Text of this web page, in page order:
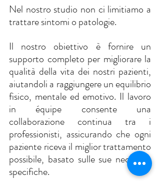
Nel nostro studio non ci limitiamo a
trattare sintomi o patologie.
Il nostro obiettivo è fornire un
supporto completo per migliorare la
qualità della vita dei nostri pazienti,
aiutandoli a raggiungere un equilibrio
fisico, mentale ed emotivo. Il lavoro
in équipe consente una
collaborazione continua tra i
professionisti, assicurando che ogni
paziente riceva il miglior trattamento
possibile, basato sulle sue necessità
specifiche.